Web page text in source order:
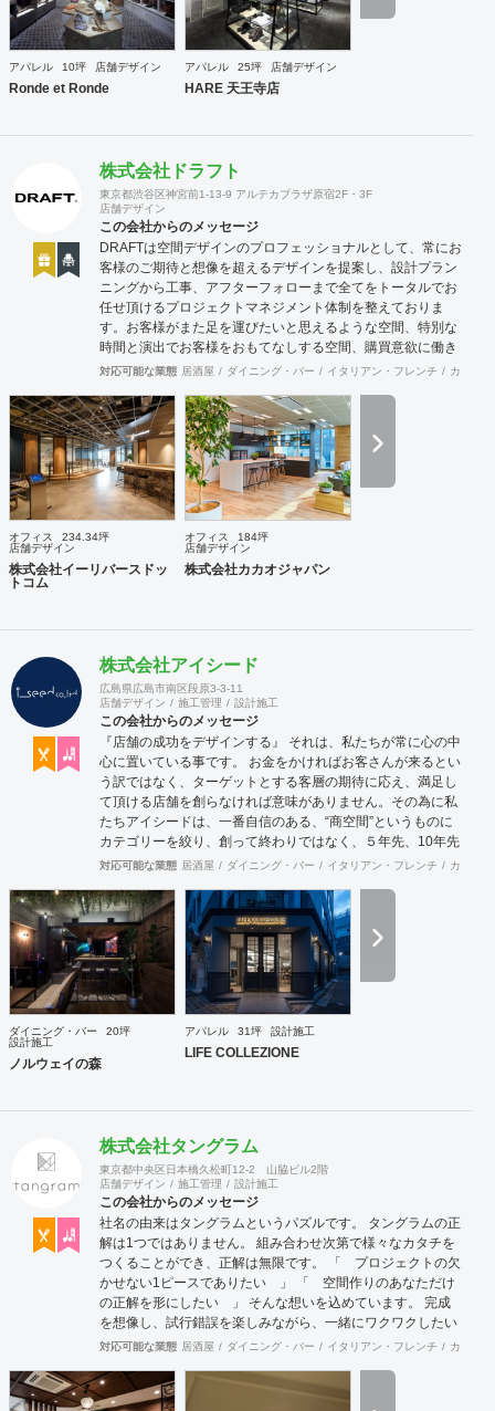
・店舗設計（物販店／飲食店／美容室など） ・ブランディン
グ及びディレクション業務 ・出店におけるトータルデザイン
アパレル 10坪 店舗デザイン
Ronde et Ronde
アパレル 25坪 店舗デザイン
HARE 天王寺店
株式会社ドラフト
東京都渋谷区神宮前1-13-9 アルテカプラザ原宿2F・3F
店舗デザイン
この会社からのメッセージ
DRAFTは空間デザインのプロフェッショナルとして、常にお
客様のご期待と想像を超えるデザインを提案し、設計プラン
ニングから工事、アフターフォローまで全てをトータルでお
任せ頂けるプロジェクトマネジメント体制を整えておりま
す。お客様がまた足を運びたいと思えるような空間、特別な
時間と演出でお客様をおもてなしする空間、購買意欲に働き
かけるレイアウトとVMD、ブランド力を高める空間演出な
持っております。 ご希望されるイメージ、コストに関する不
安要素、 新規オープン、移転・改装に関するスケジュール、
ほか不明点など、まずはお気軽にお問い合わせください。
対応可能な業態 居酒屋 ダイニング・バー イタリアン・フレンチ カフェ
オフィス
234.34坪
店舗デザイン
株式会社イーリバースドッ
トコム
オフィス
184坪
店舗デザイン
株式会社カカオジャパン
株式会社アイシード
広島県広島市南区段原3-3-11
店舗デザイン
施工管理 設計施工
この会社からのメッセージ
『店舗の成功をデザインする』 それは、私たちが常に心の中
心に置いている事です。 お金をかければお客さんが来るとい
う訳ではなく、ターゲットとする客層の期待に応え、満足し
て頂ける店舗を創らなければ意味がありません。その為に私
たちアイシードは、一番自信のある、“商空間”というものに
カテゴリーを絞り、創って終わりではなく、５年先、10年先
を見据えながら、お客様のサクセスパートナーとして、成功
対応可能な業態 居酒屋 ダイニング・バー イタリアン・フレンチ カフェ
ダイニング・バー
20坪
設計施工
ノルウェイの森
アパレル 31坪 設計施工
LIFE COLLEZIONE
株式会社タングラム
東京都中央区日本橋久松町12-2 山脇ビル2階
店舗デザイン
施工管理 設計施工
この会社からのメッセージ
社名の由来はタングラムというパズルです。 タングラムの正
解は1つではありません。 組み合わせ次第で様々なカタチを
つくることができ、正解は無限です。 「 プロジェクトの欠
かせない1ピースでありたい 」 「 空間作りのあなただけ
の正解を形にしたい 」 そんな想いを込めています。 完成
を想像し、試行錯誤を楽しみながら、 ​一緒にワクワクしたい
と思っています。
対応可能な業態 居酒屋 ダイニング・バー イタリアン・フレンチ カフェ